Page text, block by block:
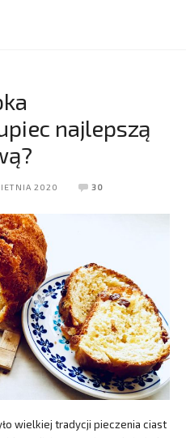
najlepszą
2020 30
wielkiej tradycji pieczenia ciast